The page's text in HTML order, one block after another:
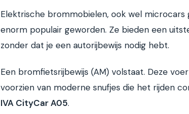
Elektrische brommobielen, ook wel microcars
enorm populair geworden. Ze bieden een
zonder dat je een autorijbewijs nodig hebt.
Een bromfietsrijbewijs (AM) volstaat. Deze
voorzien van moderne snufjes die het rijden
IVA CityCar A05.